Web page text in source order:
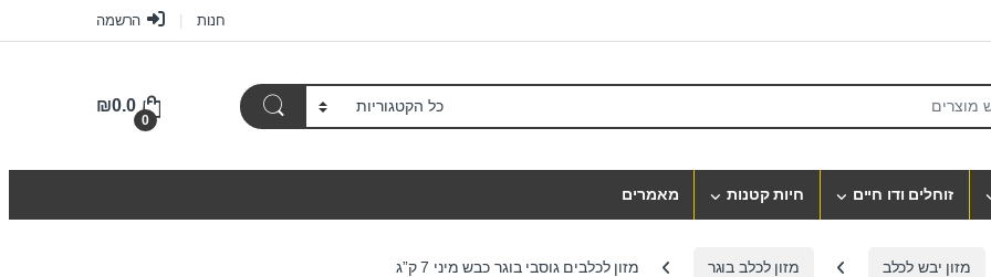
חנות הרשמה
0
₪0.0
זוחלים ודו חיים חיות קטנות מאמרים
מזון יבש לכלב מזון לכלב בוגר מזון לכלבים גוסבי בוגר כבש מיני 7 ק”ג